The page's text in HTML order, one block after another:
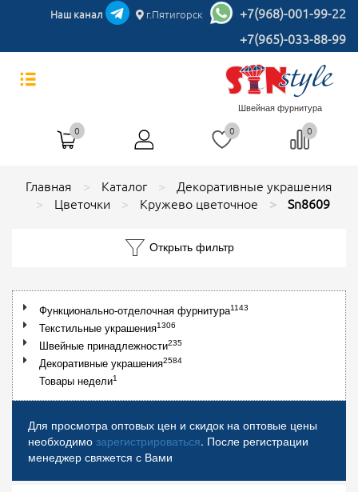
Наш канал г.Пятигорск
+7(968)-001-99-22
+7(965)-033-88-99
Швейная фурнитура
0 0 0
Главная Каталог
Декоративные украшения
Цветочки
Кружево цветочное Sn8609
Открыть фильтр
Функционально-отделочная фурнитура1143
Текстильные украшения1306
Швейные принадлежности235
Декоративные украшения2584
Товары недели1
Для просмотра оптовых цен и скидок на оптовые цены
необходимо зарегистрироваться. После регистрации
менеджер свяжется с Вами